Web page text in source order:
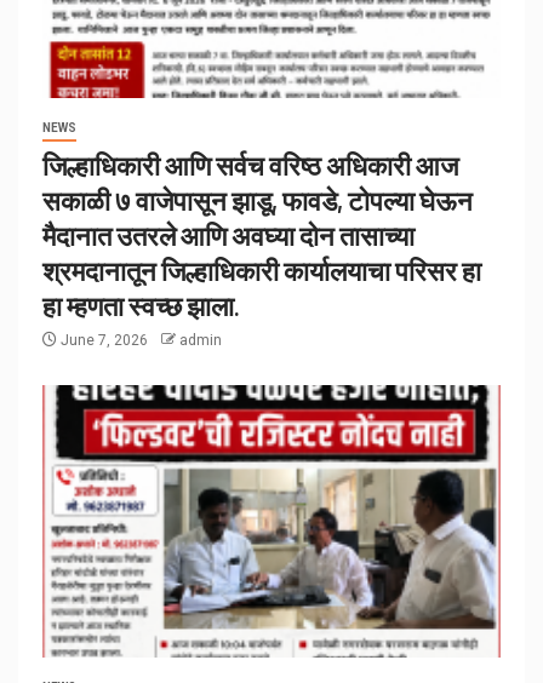
NEWS
जिल्हाधिकारी आणि सर्वच वरिष्ठ अधिकारी आज
सकाळी ७ वाजेपासून झाडू, फावडे, टोपल्या घेऊन
मैदानात उतरले आणि अवघ्या दोन तासाच्या
श्रमदानातून जिल्हाधिकारी कार्यालयाचा परिसर हा
हा म्हणता स्वच्छ झाला.
June 7, 2026 admin